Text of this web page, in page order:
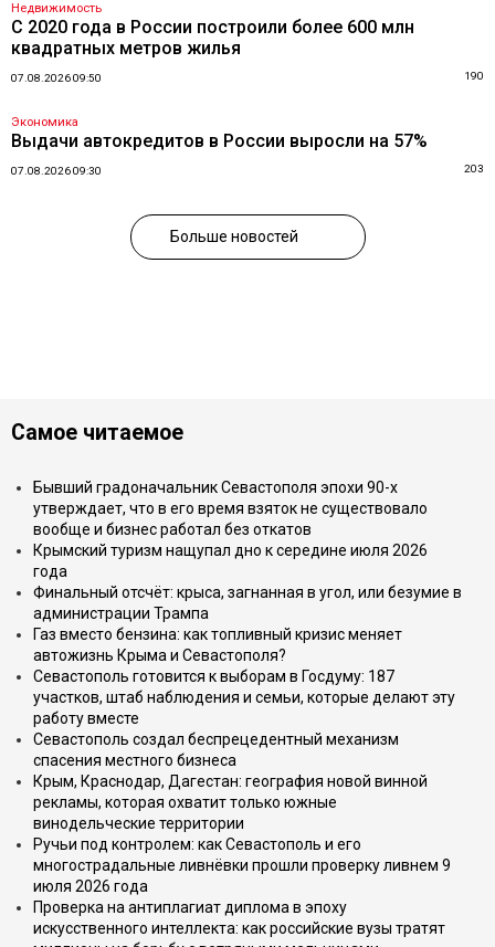
Недвижимость
С 2020 года в России построили более 600 млн
квадратных метров жилья
07.08.2026 09:50 190
Экономика
Выдачи автокредитов в России выросли на 57%
07.08.2026 09:30 203
Больше новостей
Самое читаемое
Бывший градоначальник Севастополя эпохи 90-х
утверждает, что в его время взяток не существовало
вообще и бизнес работал без откатов
Крымский туризм нащупал дно к середине июля 2026
года
Финальный отсчёт: крыса, загнанная в угол, или безумие в
администрации Трампа
Газ вместо бензина: как топливный кризис меняет
автожизнь Крыма и Севастополя?
Севастополь готовится к выборам в Госдуму: 187
участков, штаб наблюдения и семьи, которые делают эту
работу вместе
Севастополь создал беспрецедентный механизм
спасения местного бизнеса
Крым, Краснодар, Дагестан: география новой винной
рекламы, которая охватит только южные
винодельческие территории
Ручьи под контролем: как Севастополь и его
многострадальные ливнёвки прошли проверку ливнем 9
июля 2026 года
Проверка на антиплагиат диплома в эпоху
искусственного интеллекта: как российские вузы тратят